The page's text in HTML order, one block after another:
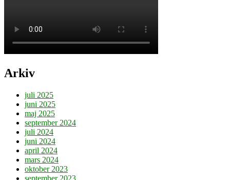
Arkiv
juli 2025
juni 2025
maj 2025
september 2024
juli 2024
juni 2024
april 2024
mars 2024
oktober 2023
september 2023